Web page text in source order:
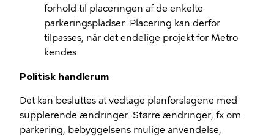
forhold til placeringen af de enkelte
parkeringspladser. Placering kan derfor
tilpasses, når det endelige projekt for Metro
kendes.
Politisk handlerum
Det kan besluttes at vedtage planforslagene med
supplerende ændringer. Større ændringer, fx om
parkering, bebyggelsens mulige anvendelse,